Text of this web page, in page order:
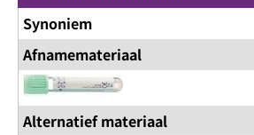
Synoniem
Afnamemateriaal
Alternatief materiaal